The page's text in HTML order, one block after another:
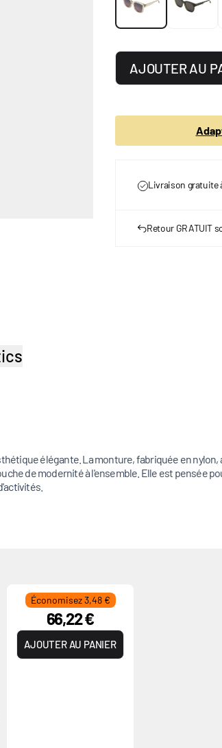
AJOUTER AU
Livraison gratuite
Retour GRATUIT
élégante. La monture, fabriquée en
de modernité à l'ensemble. Elle est pensée
Économisez 3,48 €
66,22 €
AJOUTER AU PANIER